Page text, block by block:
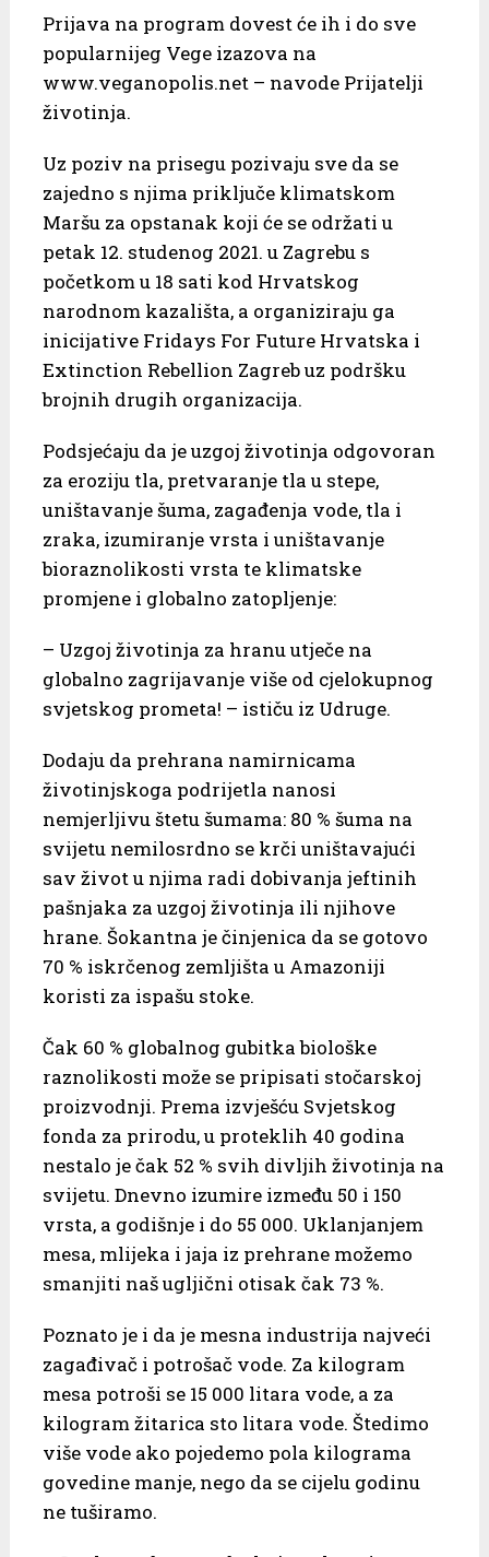
Prijava na program dovest će ih i do sve
popularnijeg Vege izazova na
www.veganopolis.net – navode Prijatelji
životinja.
Uz poziv na prisegu pozivaju sve da se
zajedno s njima priključe klimatskom
Maršu za opstanak koji će se održati u
petak 12. studenog 2021. u Zagrebu s
početkom u 18 sati kod Hrvatskog
narodnom kazališta, a organiziraju ga
inicijative Fridays For Future Hrvatska i
Extinction Rebellion Zagreb uz podršku
brojnih drugih organizacija.
Podsjećaju da je uzgoj životinja odgovoran
za eroziju tla, pretvaranje tla u stepe,
uništavanje šuma, zagađenja vode, tla i
zraka, izumiranje vrsta i uništavanje
bioraznolikosti vrsta te klimatske
promjene i globalno zatopljenje:
– Uzgoj životinja za hranu utječe na
globalno zagrijavanje više od cjelokupnog
svjetskog prometa! – ističu iz Udruge.
Dodaju da prehrana namirnicama
životinjskoga podrijetla nanosi
nemjerljivu štetu šumama: 80 % šuma na
svijetu nemilosrdno se krči uništavajući
sav život u njima radi dobivanja jeftinih
pašnjaka za uzgoj životinja ili njihove
hrane. Šokantna je činjenica da se gotovo
70 % iskrčenog zemljišta u Amazoniji
koristi za ispašu stoke.
Čak 60 % globalnog gubitka biološke
raznolikosti može se pripisati stočarskoj
proizvodnji. Prema izvješću Svjetskog
fonda za prirodu, u proteklih 40 godina
nestalo je čak 52 % svih divljih životinja na
svijetu. Dnevno izumire između 50 i 150
vrsta, a godišnje i do 55 000. Uklanjanjem
mesa, mlijeka i jaja iz prehrane možemo
smanjiti naš ugljični otisak čak 73 %.
Poznato je i da je mesna industrija najveći
zagađivač i potrošač vode. Za kilogram
mesa potroši se 15 000 litara vode, a za
kilogram žitarica sto litara vode. Štedimo
više vode ako pojedemo pola kilograma
govedine manje, nego da se cijelu godinu
ne tuširamo.